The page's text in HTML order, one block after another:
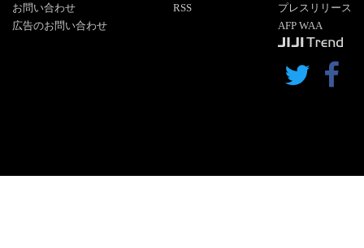
お問い合わせ
広告のお問い合わせ
RSS
プレスリリース
AFP WAA